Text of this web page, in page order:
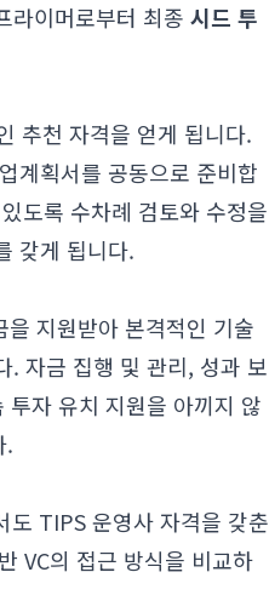
라이머로부터 최종 시드 투
추천 자격을 얻게 됩니다.
계획서를 공동으로 준비합
도록 수차례 검토와 수정을
갖게 됩니다.
지원받아 본격적인 기술
. 자금 집행 및 관리, 성과 보
자 유치 지원을 아끼지 않
.
도 TIPS 운영사 자격을 갖춘
VC의 접근 방식을 비교하